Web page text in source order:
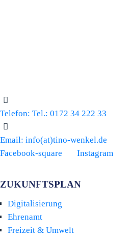
Telefon: Tel.: 0172 34 222 33
Email: info(at)tino-wenkel.de
Facebook-square
Instagram
ZUKUNFTSPLAN
Digitalisierung
Ehrenamt
Freizeit & Umwelt